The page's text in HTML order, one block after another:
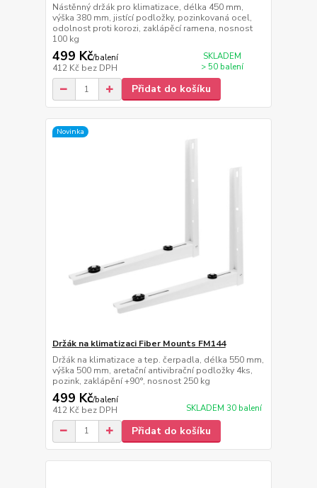
Nástěnný držák pro klimatizace, délka 450 mm,
výška 380 mm, jistící podložky, pozinkovaná ocel,
odolnost proti korozi, zaklápěcí ramena, nosnost
100 kg
499 Kč/balení
412 Kč bez DPH
SKLADEM
> 50 balení
Přidat do košíku
Novinka
Držák na klimatizaci Fiber Mounts FM144
Držák na klimatizace a tep. čerpadla, délka 550 mm,
výška 500 mm, aretační antivibrační podložky 4ks,
pozink, zaklápění +90°, nosnost 250 kg
499 Kč/balení
412 Kč bez DPH SKLADEM 30 balení
Přidat do košíku